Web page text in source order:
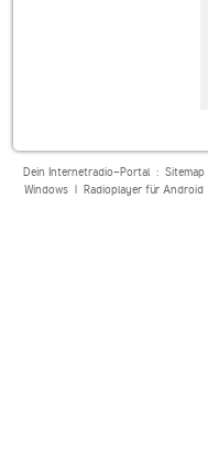
Dein Internetradio-Portal : Sitemap
Windows| Radioplayer für Android